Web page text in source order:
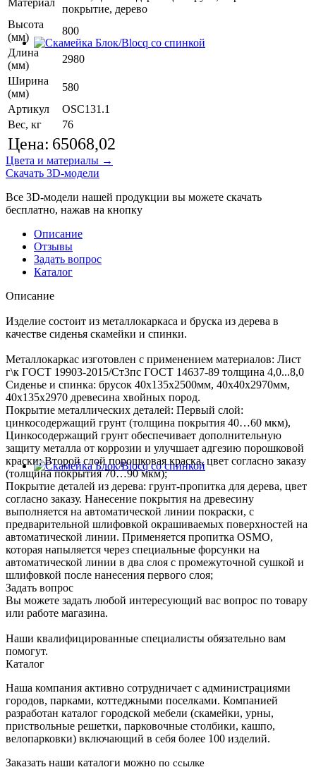
покрытие, дерево
Высота
(мм)
800
Длина
(мм)
2980
Ширина
(мм)
580
Артикул
OSC131.1
Вес, кг
76
Цена: 65068,02
Цвета и материалы →
Скачать 3D-модели
Все 3D-модели нашей продукции вы можете скачать
бесплатно, нажав на кнопку
Описание
Отзывы
Задать вопрос
Каталог
Описание
Изделие состоит из металлокаркаса и бруска из дерева в
качестве сиденья скамейки и спинки.
Металлокаркас изготовлен с применением материалов: Лист
г\к ГОСТ 19903-2015/Ст3пс ГОСТ 14637-89 толщина 4,0...8,0
Сиденье и спинка: брусок 40х135х2500мм, 40х40х2970мм,
40х135х2970 древесина хвойных пород.
Покрытие металлических деталей: Первый слой:
цинкосодержащий грунт (толщина покрытия 40…60 мкм),
Цинкосодержащий грунт обеспечивает дополнительную
защиту металла от коррозии и улучшает адгезию порошковой
краски; Второй слой порошковая краска, цвет согласно заказу
(толщина покрытия 70…90 мкм);
Покрытие деталей из дерева: грунт-пропитка для дерева, цвет
согласно заказу. Нанесение покрытия на древесину
выполняется на автоматической линии покраски, с
предварительной шлифовкой окрашиваемых поверхностей на
автоматической линии. Применяется пропитка OSMO,
которая напыляется через специальные форсунки на
автоматической линии в два слоя с промежуточной сушкой и
шлифовкой после нанесения первого слоя;
Задать вопрос
Вы можете задать любой интересующий вас вопрос по товару
или работе магазина.
Наши квалифицированные специалисты обязательно вам
помогут.
Каталог
Наша компания активно сотрудничает с администрациями
городов, парками, коттеджными поселками. Компанией
разработан каталог городской мебели (скамейки, урны,
приствольные решетки, парковочные столбики, кашпо,
велопарковки) включающий в себя более 100 изделий.
Заказать наши каталоги можно по ссылке